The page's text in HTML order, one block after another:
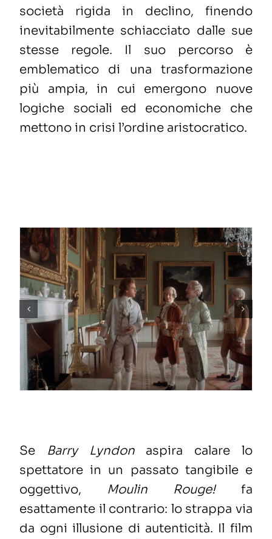
società rigida in declino, finendo
inevitabilmente schiacciato dalle sue
stesse regole. Il suo percorso è
emblematico di una trasformazione
più ampia, in cui emergono nuove
logiche sociali ed economiche che
mettono in crisi l’ordine aristocratico.
Se Barry Lyndon aspira calare lo
spettatore in un passato tangibile e
oggettivo, Moulin Rouge! fa
esattamente il contrario: lo strappa via
da ogni illusione di autenticità. Il film